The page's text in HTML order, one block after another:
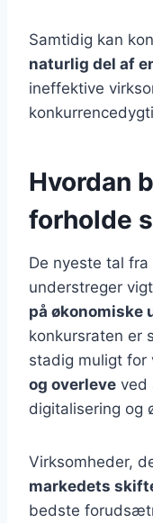
Samtidig kan
naturlig del af
ineffektive
Hvordan
forholde
De nyeste tal
understreger
på økonomiske
konkursraten er
stadig muligt for
og overleve ved
digitalisering og
Virksomheder,
markedets
bedste